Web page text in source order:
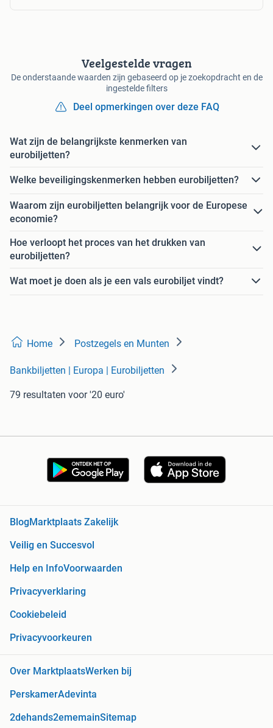
Veelgestelde vragen
De onderstaande waarden zijn gebaseerd op je zoekopdracht en de
ingestelde filters
Deel opmerkingen over deze FAQ
Wat zijn de belangrijkste kenmerken van
eurobiljetten?
Welke beveiligingskenmerken hebben eurobiljetten?
Waarom zijn eurobiljetten belangrijk voor de Europese
economie?
Hoe verloopt het proces van het drukken van
eurobiljetten?
Wat moet je doen als je een vals eurobiljet vindt?
Home Postzegels en Munten
Bankbiljetten | Europa | Eurobiljetten
79 resultaten voor '20 euro'
BlogMarktplaats Zakelijk
Veilig en Succesvol
Help en InfoVoorwaarden
Privacyverklaring
Cookiebeleid
Privacyvoorkeuren
Over MarktplaatsWerken bij
PerskamerAdevinta
2dehands2ememainSitemap